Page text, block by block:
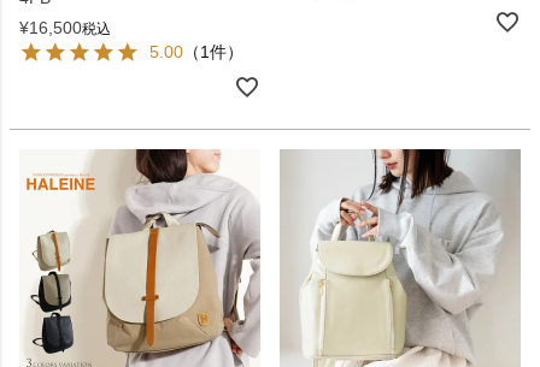
¥16,500税込
5.00 （1件）